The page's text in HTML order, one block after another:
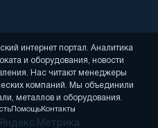
интернет портал. Аналитика
и оборудования, новости
Нас читают менеджеры
компаний. Мы объединили
металлов и оборудования.
ПомощьКонтакты